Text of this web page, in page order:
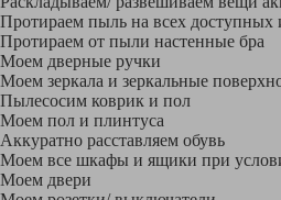
Протираем пыль на всех доступных
Протираем от пыли настенные бра
Моем дверные ручки
Моем зеркала и зеркальные
Пылесосим коврик и пол
Моем пол и плинтуса
Аккуратно расставляем обувь
Моем все шкафы и ящики при
Моем двери